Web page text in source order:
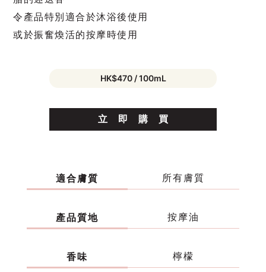
令產品特別適合於沐浴後使用
或於振奮煥活的按摩時使用
HK$470 / 100mL
立 即 購 買
適合膚質 所有膚質
產品質地 按摩油
香味 檸檬